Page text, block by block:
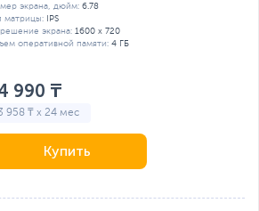
экрана, дюйм: 6.78
матрицы:
IPS
экрана: 1600 x 720
оперативной памяти: 4 ГБ
990 ₸
958 ₸ x 24 мес
Купить